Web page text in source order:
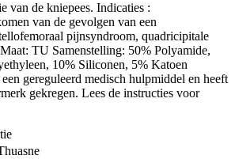
van de kniepees. Indicaties :
van de gevolgen van een
pijnsyndroom, quadricipitale
TU Samenstelling: 50% Polyamide,
10% Siliconen, 5% Katoen
gereguleerd medisch hulpmiddel en heeft
gekregen. Lees de instructies voor